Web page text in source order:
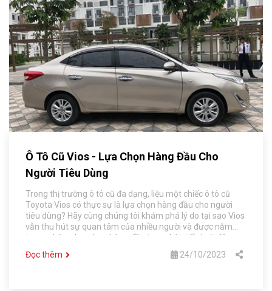
Ô Tô Cũ Vios - Lựa Chọn Hàng Đầu Cho
Người Tiêu Dùng
Trong thị trường ô tô cũ đa dạng, liệu một chiếc ô tô cũ
Toyota Vios có thực sự là lựa chọn hàng đầu cho người
tiêu dùng? Hãy cùng chúng tôi khám phá lý do tại sao Vios
vẫn thu hút sự quan tâm của nhiều người và được nằm
trong những lựa chọn hàng đầu trong bài viết dưới đây.
Đọc thêm
24/10/2023